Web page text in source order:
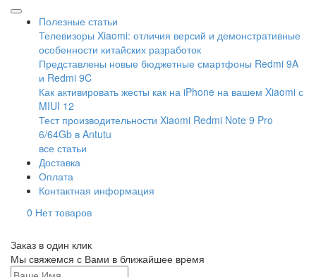
Полезные статьи
Телевизоры Xiaomi: отличия версий и демонстративные
особенности китайских разработок
Представлены новые бюджетные смартфоны Redmi 9A
и Redmi 9C
Как активировать жесты как на iPhone на вашем Xiaomi с
MIUI 12
Тест производительности Xiaomi Redmi Note 9 Pro
6/64Gb в Antutu
все статьи
Доставка
Оплата
Контактная информация
0 Нет товаров
Заказ в один клик
Мы свяжемся с Вами в ближайшее время